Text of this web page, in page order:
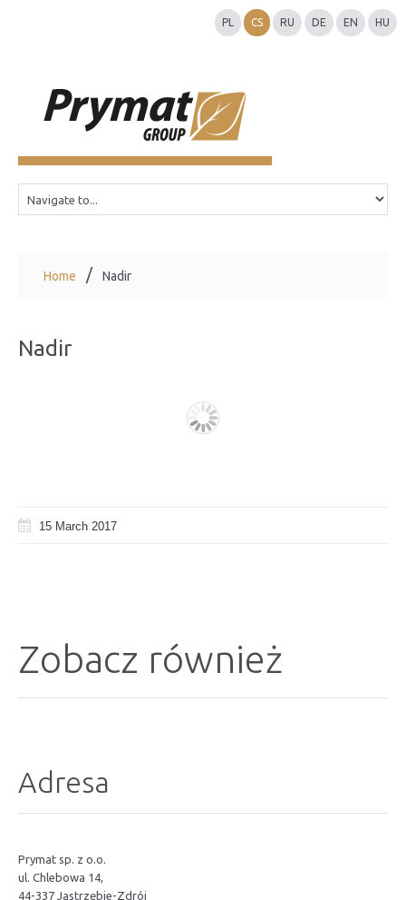
PL CS RU DE EN HU
Home Nadir
Nadir
15 March 2017
Zobacz również
Adresa
Prymat sp. z o.o.
ul. Chlebowa 14,
44-337 Jastrzębie-Zdrój